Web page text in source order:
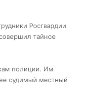
Росгвардии
тайное
полиции. Им
судимый местный